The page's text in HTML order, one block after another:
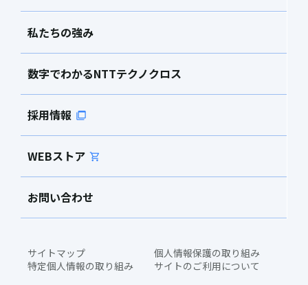
私たちの強み
数字でわかるNTTテクノクロス
採用情報
WEBストア
お問い合わせ
サイトマップ
個人情報保護の取り組み
特定個人情報の取り組み
サイトのご利用について